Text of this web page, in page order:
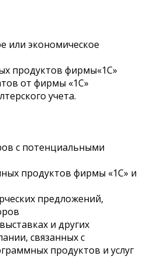
или экономическое
продуктов фирмы«1С»
от фирмы «1С»
учета.
с потенциальными
продуктов фирмы «1С» и
предложений,
и других
связанных с
продуктов и услуг